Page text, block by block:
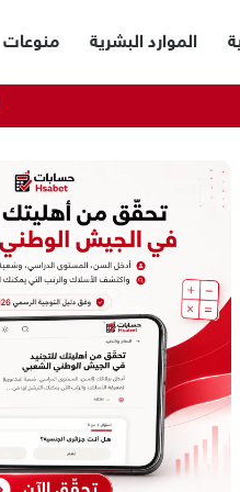
الموارد البشرية منوعات